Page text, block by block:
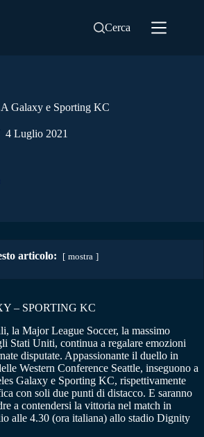
Cerca
Galaxy e Sporting KC
4 Luglio 2021
articolo: mostra
– SPORTING KC
la Major League Soccer, la massimo
Stati Uniti, continua a regalare emozioni
disputate. Appassionante il duello in
Western Conference Seattle, inseguono a
Galaxy e Sporting KC, rispettivamente
con soli due punti di distacco. E saranno
a contendersi la vittoria nel match in
alle 4.30 (ora italiana) allo stadio Dignity